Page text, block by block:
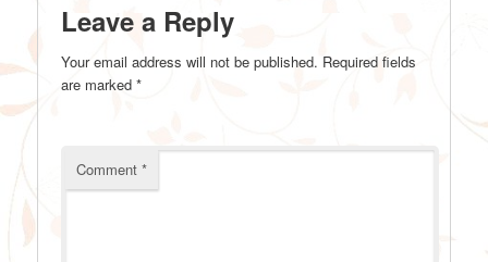
Leave a Reply
Your email address will not be published. Required fields
are marked*
Comment*